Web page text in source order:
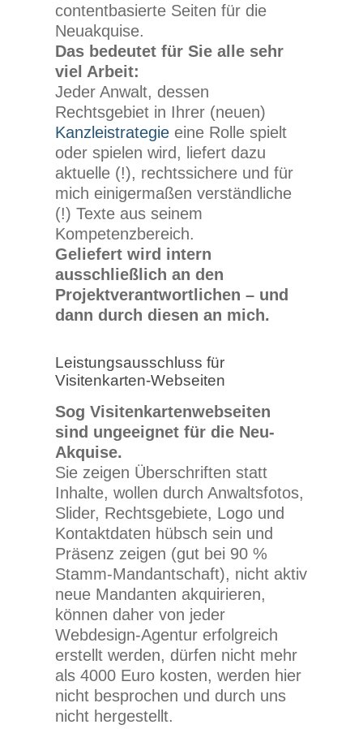
contentbasierte Seiten für die
Neuakquise.
Das bedeutet für Sie alle sehr
viel Arbeit:
Jeder Anwalt, dessen
Rechtsgebiet in Ihrer (neuen)
Kanzleistrategie eine Rolle spielt
oder spielen wird, liefert dazu
aktuelle (!), rechtssichere und für
mich einigermaßen verständliche
(!) Texte aus seinem
Kompetenzbereich.
Geliefert wird intern
ausschließlich an den
Projektverantwortlichen – und
dann durch diesen an mich.
Leistungsausschluss für
Visitenkarten-Webseiten
Sog Visitenkartenwebseiten
sind ungeeignet für die Neu-
Akquise.
Sie zeigen Überschriften statt
Inhalte, wollen durch Anwaltsfotos,
Slider, Rechtsgebiete, Logo und
Kontaktdaten hübsch sein und
Präsenz zeigen (gut bei 90 %
Stamm-Mandantschaft), nicht aktiv
neue Mandanten akquirieren,
können daher von jeder
Webdesign-Agentur erfolgreich
erstellt werden, dürfen nicht mehr
als 4000 Euro kosten, werden hier
nicht besprochen und durch uns
nicht hergestellt.